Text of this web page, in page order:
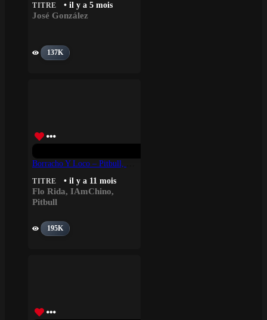
TITRE • il y a 5 mois
José González
137K
TITRE • il y a 11 mois
Flo Rida, IAmChino,
Pitbull
195K